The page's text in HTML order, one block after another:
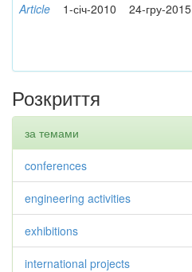
Article 1-січ-2010 24-гру-2015
Розкриття
за темами
conferences
engineering activities
exhibitions
international projects